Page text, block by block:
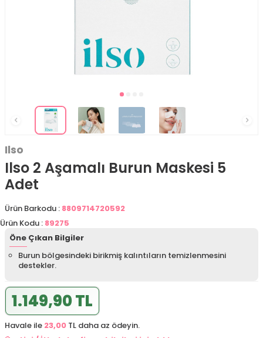
Ilso
Ilso 2 Aşamalı Burun Maskesi 5
Adet
Ürün Barkodu : 8809714720592
Ürün Kodu : 89275
Öne Çıkan Bilgiler
Burun bölgesindeki birikmiş kalıntıların temizlenmesini
destekler.
1.149,90 TL
Havale ile 23,00 TL daha az ödeyin.